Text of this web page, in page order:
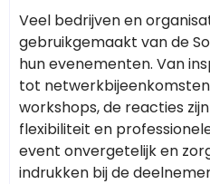
Veel bedrijven en
gebruikgemaakt van de
hun evenementen. Van
tot
workshops, de reacties
flexibiliteit en
event onvergetelijk en
indrukken bij de